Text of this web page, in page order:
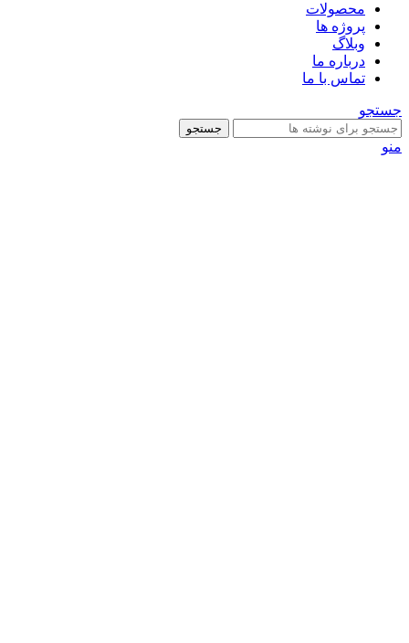
محصولات
پروژه ها
وبلاگ
درباره ما
تماس با ما
جستجو
جستجو
منو